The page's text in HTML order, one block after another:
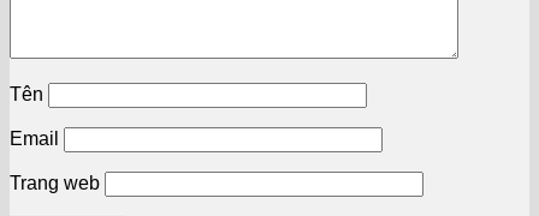
Tên
Email
Trang web